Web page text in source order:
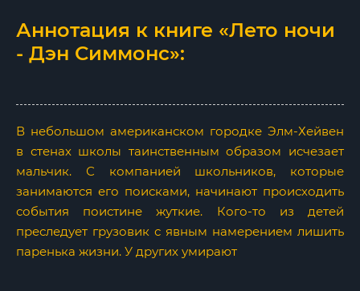
Аннотация к книге «Лето ночи
- Дэн Симмонс»:
В небольшом американском городке Элм-Хейвен
в стенах школы таинственным образом исчезает
мальчик. С компанией школьников, которые
занимаются его поисками, начинают происходить
события поистине жуткие. Кого-то из детей
преследует грузовик с явным намерением лишить
паренька жизни. У других умирают